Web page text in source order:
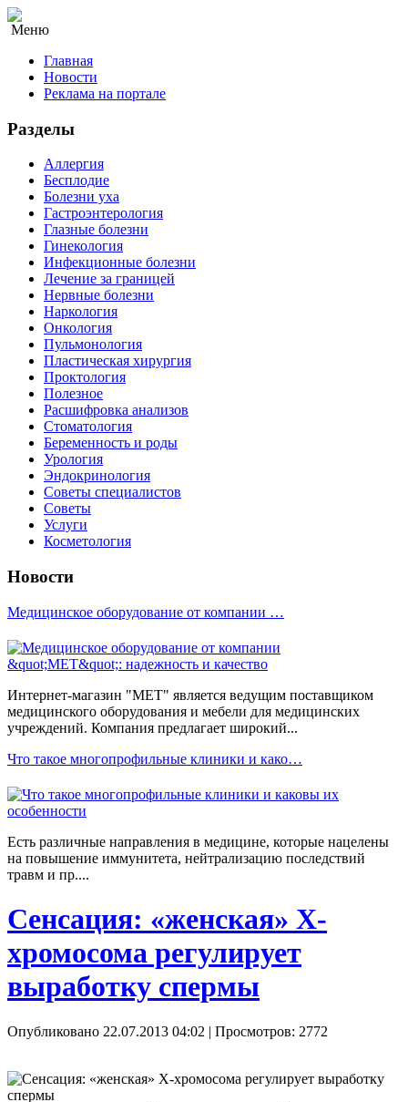
Меню
Главная
Новости
Реклама на портале
Разделы
Аллергия
Бесплодие
Болезни уха
Гастроэнтерология
Глазные болезни
Гинекология
Инфекционные болезни
Лечение за границей
Нервные болезни
Наркология
Онкология
Пульмонология
Пластическая хирургия
Проктология
Полезное
Расшифровка анализов
Стоматология
Беременность и роды
Урология
Эндокринология
Советы специалистов
Советы
Услуги
Косметология
Новости
Медицинское оборудование от компании …
Интернет-магазин "МЕТ" является ведущим поставщиком
медицинского оборудования и мебели для медицинских
учреждений. Компания предлагает широкий...
Что такое многопрофильные клиники и како…
Есть различные направления в медицине, которые нацелены
на повышение иммунитета, нейтрализацию последствий
травм и пр....
Сенсация: «женская» X-
хромосома регулирует
выработку спермы
Опубликовано 22.07.2013 04:02 | Просмотров: 2772